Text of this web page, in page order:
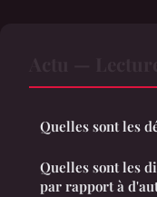
Quelles sont les
Quelles sont les
par rapport à